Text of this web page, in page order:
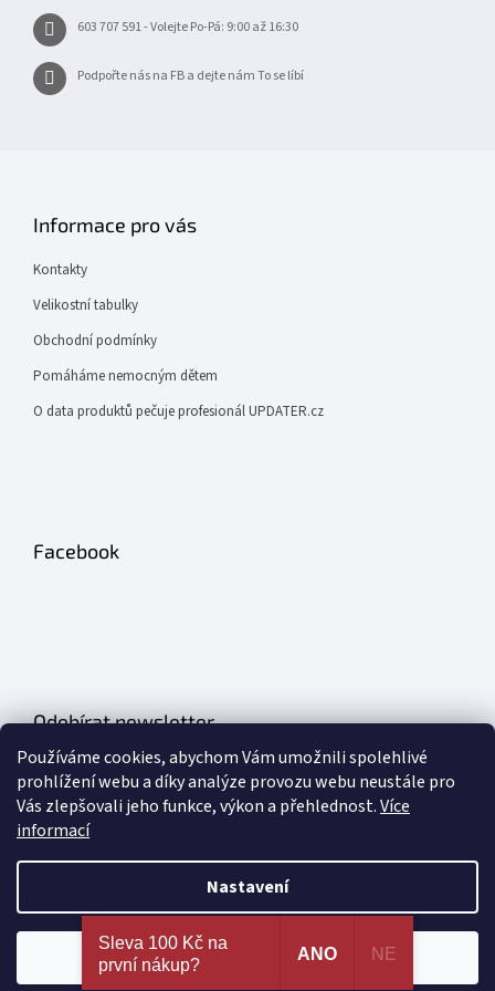
Používáme cookies, abychom Vám umožnili spolehlivé
prohlížení webu a díky analýze provozu webu neustále pro
Vás zlepšovali jeho funkce, výkon a přehlednost.Více
informací
Nastavení
Nejširší výběr erotických pomůcek a sexy prádla na
jednom místě. 100% spokojenost dle recenzí
ověřených zákazníků!
p
s
603 707 591 - Volejte Po-Pá: 9:00 až 16:30
Podpořte nás na FB a dejte nám To se líbí
Informace pro vás
Kontakty
Velikostní tabulky
Obchodní podmínky
Pomáháme nemocným dětem
O data produktů pečuje profesionál UPDATER.cz
Facebook
Odebírat newsletter
Vložte svůj e-mail a my vám budeme zasílat informace o nových
produktech na našem e-shopu.
E-mail
Sleva 100 Kč na
první nákup?
ANO NE